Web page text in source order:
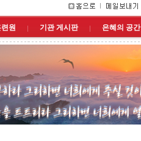
원 기관 게시판 은혜의 공간